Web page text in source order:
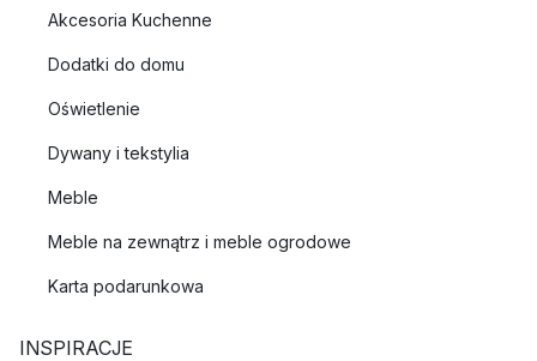
Akcesoria Kuchenne
Dodatki do domu
Oświetlenie
Dywany i tekstylia
Meble
Meble na zewnątrz i meble ogrodowe
Karta podarunkowa
INSPIRACJE